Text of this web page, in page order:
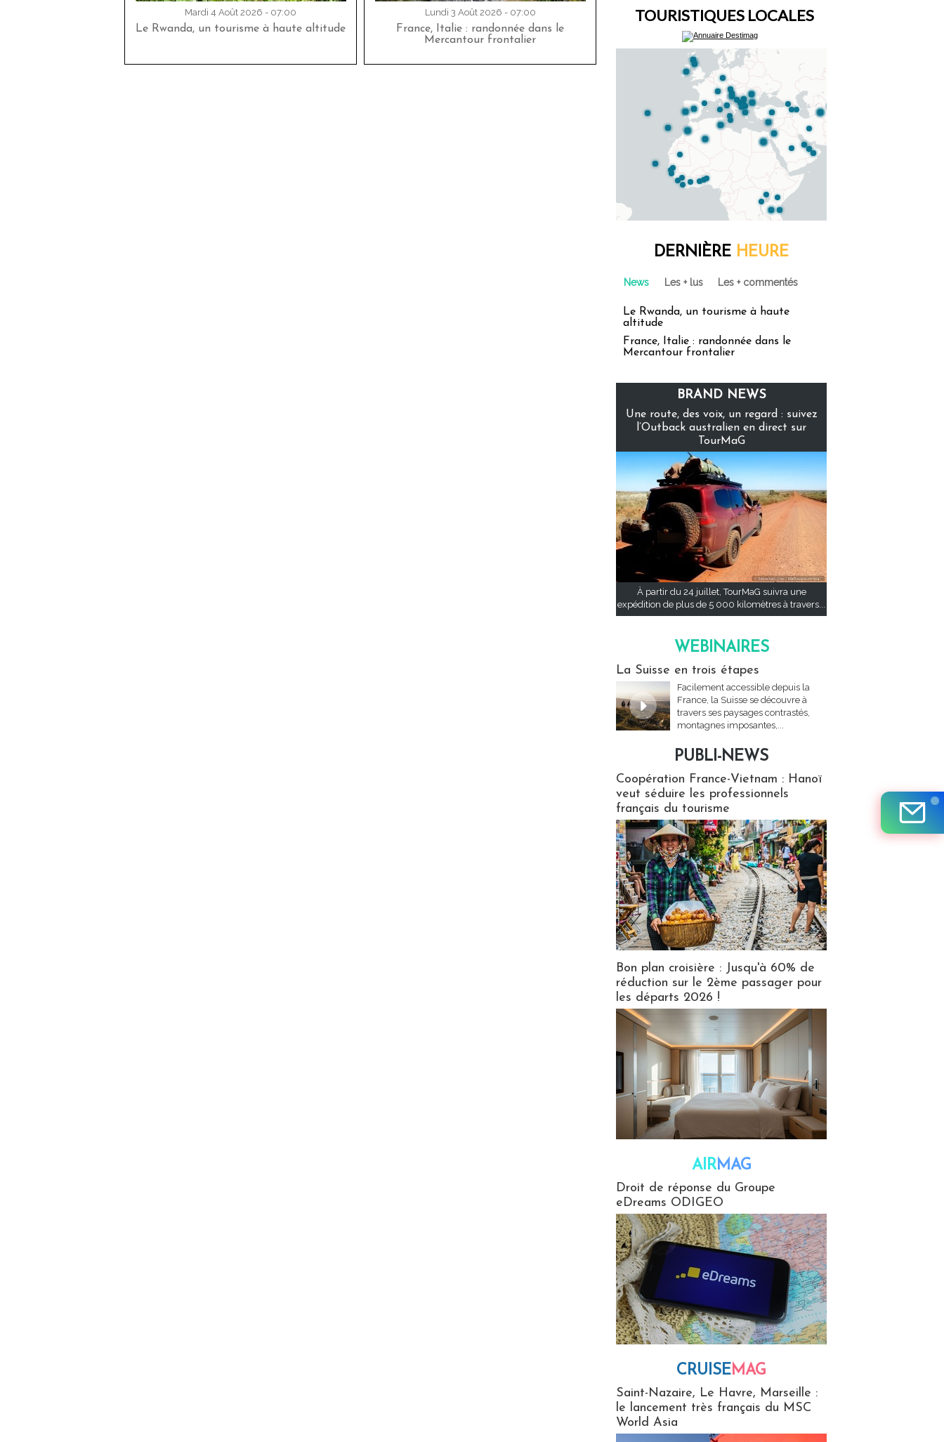
Mardi 4 Août 2026 - 07:00
Le Rwanda, un tourisme à haute altitude
Lundi 3 Août 2026 - 07:00
France, Italie : randonnée dans le
Mercantour frontalier
TOURISTIQUES LOCALES
DERNIÈRE HEURE
News Les + lus Les + commentés
Le Rwanda, un tourisme à haute
altitude
France, Italie : randonnée dans le
Mercantour frontalier
BRAND NEWS
Une route, des voix, un regard : suivez
l’Outback australien en direct sur
TourMaG
À partir du 24 juillet, TourMaG suivra une
expédition de plus de 5 000 kilomètres à travers...
WEBINAIRES
La Suisse en trois étapes
Facilement accessible depuis la
France, la Suisse se découvre à
travers ses paysages contrastés,
montagnes imposantes,...
PUBLI-NEWS
Coopération France-Vietnam : Hanoï
veut séduire les professionnels
français du tourisme
Bon plan croisière : Jusqu'à 60% de
réduction sur le 2ème passager pour
les départs 2026 !
AIRMAG
Droit de réponse du Groupe
eDreams ODIGEO
CRUISEMAG
Saint-Nazaire, Le Havre, Marseille :
le lancement très français du MSC
World Asia